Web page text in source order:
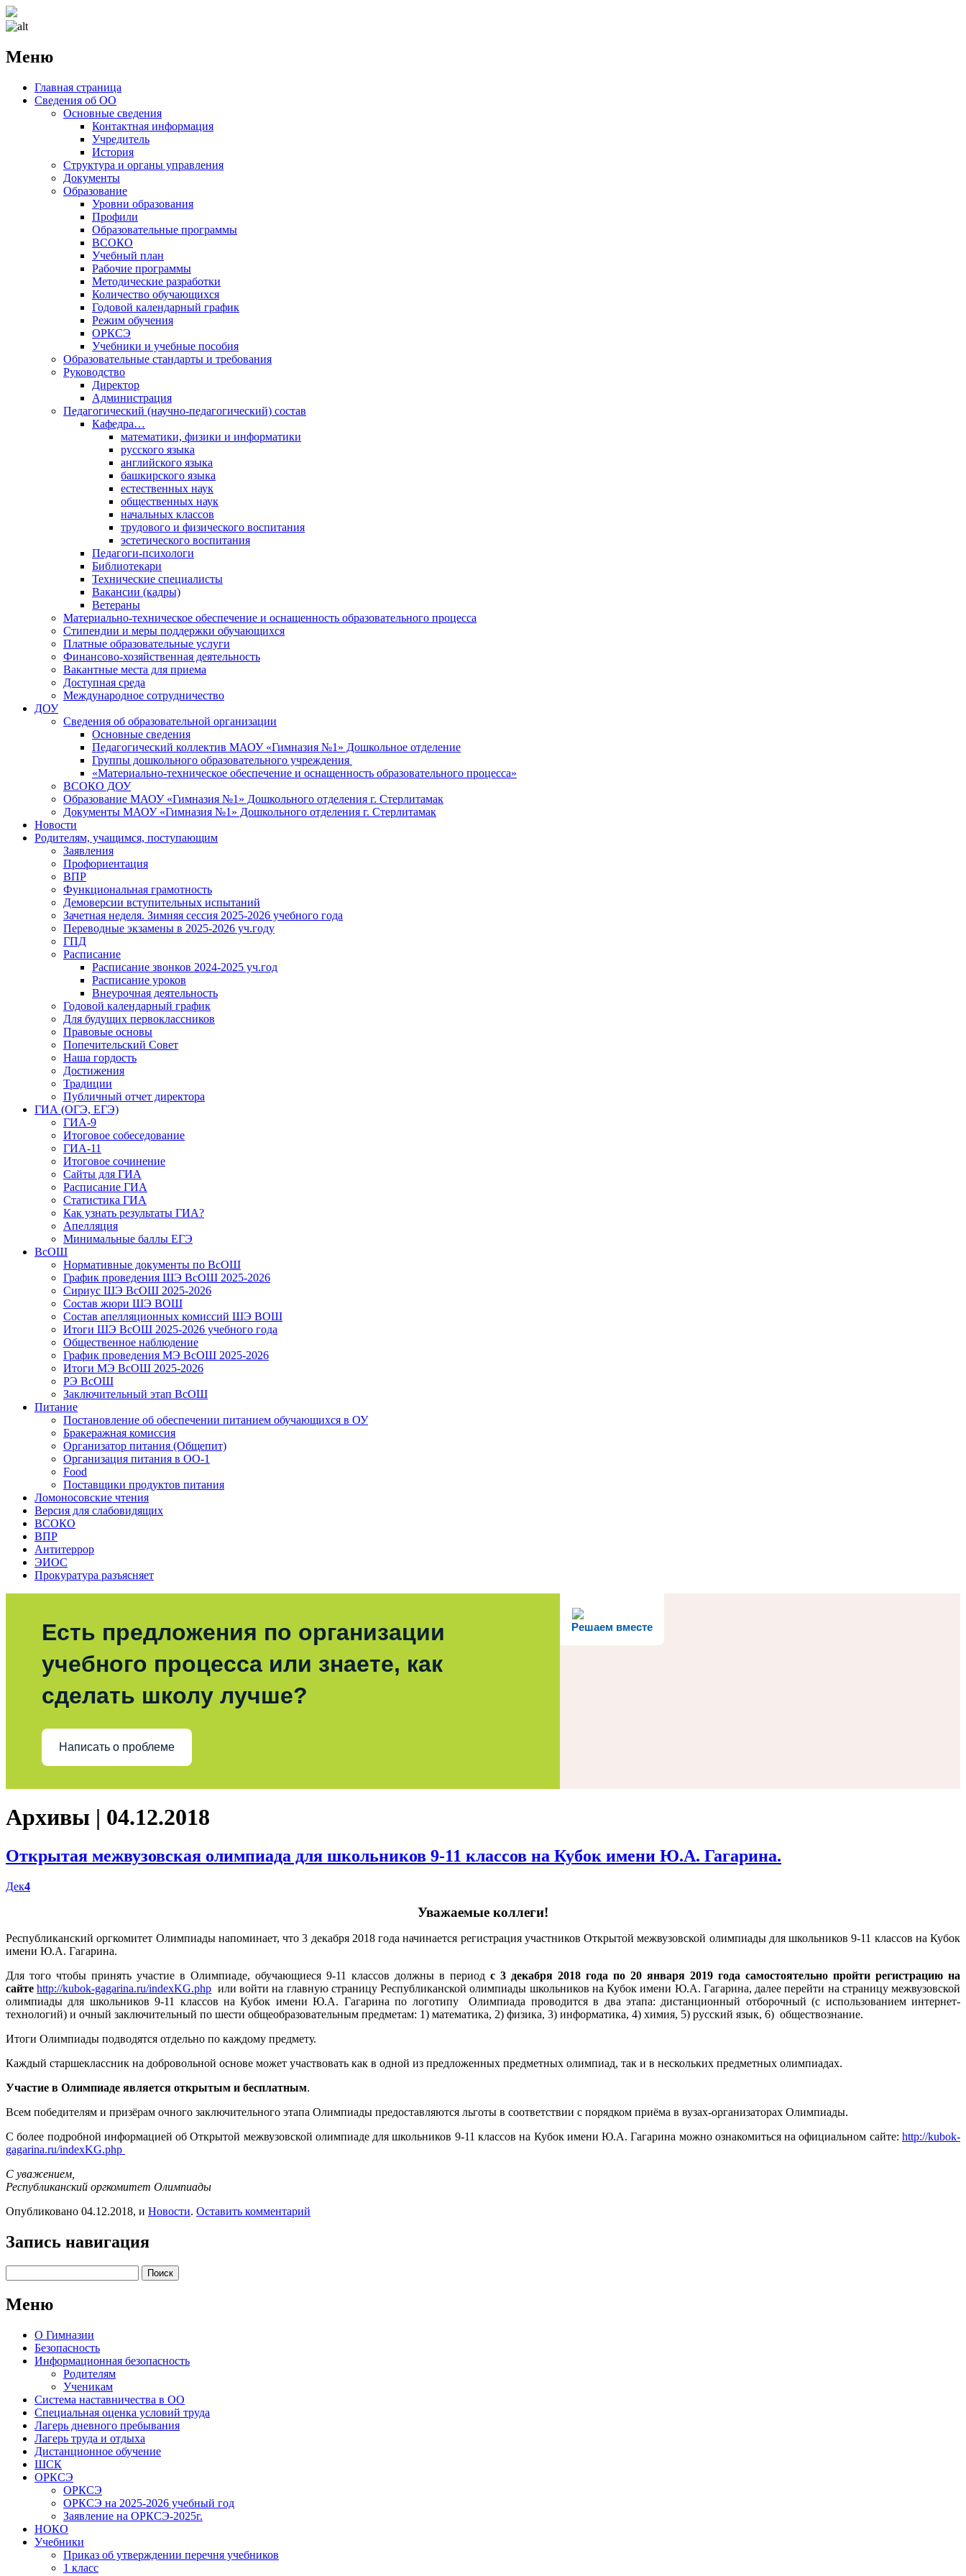
Меню
НаверхГлавная страница
Сведения об ОО
Основные сведения
Контактная информация
Учредитель
История
Структура и органы управления
Документы
Образование
Уровни образования
Профили
Образовательные программы
ВСОКО
Учебный план
Рабочие программы
Методические разработки
Количество обучающихся
Годовой календарный график
Режим обучения
ОРКСЭ
Учебники и учебные пособия
Образовательные стандарты и требования
Руководство
Директор
Администрация
Педагогический (научно-педагогический) состав
Кафедра…
математики, физики и информатики
русского языка
английского языка
башкирского языка
естественных наук
общественных наук
начальных классов
трудового и физического воспитания
эстетического воспитания
Педагоги-психологи
Библиотекари
Технические специалисты
Вакансии (кадры)
Ветераны
Материально-техническое обеспечение и оснащенность образовательного процесса
Стипендии и меры поддержки обучающихся
Платные образовательные услуги
Финансово-хозяйственная деятельность
Вакантные места для приема
Доступная среда
Международное сотрудничество
ДОУ
Сведения об образовательной организации
Основные сведения
Педагогический коллектив МАОУ «Гимназия №1» Дошкольное отделение
Группы дошкольного образовательного учреждения
«Материально-техническое обеспечение и оснащенность образовательного процесса»
ВСОКО ДОУ
Образование МАОУ «Гимназия №1» Дошкольного отделения г. Стерлитамак
Документы МАОУ «Гимназия №1» Дошкольного отделения г. Стерлитамак
Новости
Родителям, учащимся, поступающим
Заявления
Профориентация
ВПР
Функциональная грамотность
Демоверсии вступительных испытаний
Зачетная неделя. Зимняя сессия 2025-2026 учебного года
Переводные экзамены в 2025-2026 уч.году
ГПД
Расписание
Расписание звонков 2024-2025 уч.год
Расписание уроков
Внеурочная деятельность
Годовой календарный график
Для будущих первоклассников
Правовые основы
Попечительский Совет
Наша гордость
Достижения
Традиции
Публичный отчет директора
ГИА (ОГЭ, ЕГЭ)
ГИА-9
Итоговое собеседование
ГИА-11
Итоговое сочинение
Сайты для ГИА
Расписание ГИА
Статистика ГИА
Как узнать результаты ГИА?
Апелляция
Минимальные баллы ЕГЭ
ВсОШ
Нормативные документы по ВсОШ
График проведения ШЭ ВсОШ 2025-2026
Сириус ШЭ ВсОШ 2025-2026
Состав жюри ШЭ ВОШ
Состав апелляционных комиссий ШЭ ВОШ
Итоги ШЭ ВсОШ 2025-2026 учебного года
Общественное наблюдение
График проведения МЭ ВсОШ 2025-2026
Итоги МЭ ВсОШ 2025-2026
РЭ ВсОШ
Заключительный этап ВсОШ
Питание
Постановление об обеспечении питанием обучающихся в ОУ
Бракеражная комиссия
Организатор питания (Общепит)
Организация питания в ОО-1
Food
Поставщики продуктов питания
Ломоносовские чтения
Версия для слабовидящих
ВСОКО
ВПР
Антитеррор
ЭИОС
Прокуратура разъясняет
Решаем вместе
Есть предложения по организации
учебного процесса или знаете, как
сделать школу лучше?
Написать о проблеме
Архивы | 04.12.2018
Открытая межвузовская олимпиада для школьников 9-11 классов на Кубок имени Ю.А. Гагарина.
Дек4
Уважаемые коллеги!
Республиканский оргкомитет Олимпиады напоминает, что 3 декабря 2018 года начинается регистрация участников Открытой межвузовской олимпиады для школьников 9-11 классов на Кубок
имени Ю.А. Гагарина.
Для того чтобы принять участие в Олимпиаде, обучающиеся 9-11 классов должны в период с 3 декабря 2018 года по 20 января 2019 года самостоятельно пройти регистрацию на
сайте http://kubok-gagarina.ru/indexKG.php или войти на главную страницу Республиканской олимпиады школьников на Кубок имени Ю.А. Гагарина, далее перейти на страницу межвузовской
олимпиады для школьников 9-11 классов на Кубок имени Ю.А. Гагарина по логотипуОлимпиада проводится в два этапа: дистанционный отборочный (с использованием интернет-
технологий) и очный заключительный по шести общеобразовательным предметам: 1) математика, 2) физика, 3) информатика, 4) химия, 5) русский язык, 6) обществознание.
Итоги Олимпиады подводятся отдельно по каждому предмету.
Каждый старшеклассник на добровольной основе может участвовать как в одной из предложенных предметных олимпиад, так и в нескольких предметных олимпиадах.
Участие в Олимпиаде является открытым и бесплатным.
Всем победителям и призёрам очного заключительного этапа Олимпиады предоставляются льготы в соответствии с порядком приёма в вузах-организаторах Олимпиады.
С более подробной информацией об Открытой межвузовской олимпиаде для школьников 9-11 классов на Кубок имени Ю.А. Гагарина можно ознакомиться на официальном сайте: http://kubok-
gagarina.ru/indexKG.php
С уважением,
Республиканский оргкомитет Олимпиады
Опубликовано 04.12.2018, и Новости. Оставить комментарий
Запись навигация
Меню
О Гимназии
Безопасность
Информационная безопасность
Родителям
Ученикам
Система наставничества в ОО
Специальная оценка условий труда
Лагерь дневного пребывания
Лагерь труда и отдыха
Дистанционное обучение
ШСК
ОРКСЭ
ОРКСЭ
ОРКСЭ на 2025-2026 учебный год
Заявление на ОРКСЭ-2025г.
НОКО
Учебники
Приказ об утверждении перечня учебников
1 класс